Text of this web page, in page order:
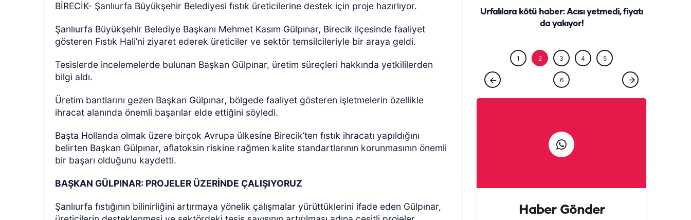
BİRECİK- Şanlıurfa Büyükşehir Belediyesi fıstık üreticilerine destek için proje hazırlıyor.
Şanlıurfa Büyükşehir Belediye Başkanı Mehmet Kasım Gülpınar, Birecik ilçesinde faaliyet
gösteren Fıstık Hali’ni ziyaret ederek üreticiler ve sektör temsilcileriyle bir araya geldi.
Tesislerde incelemelerde bulunan Başkan Gülpınar, üretim süreçleri hakkında yetkililerden
bilgi aldı.
Üretim bantlarını gezen Başkan Gülpınar, bölgede faaliyet gösteren işletmelerin özellikle
ihracat alanında önemli başarılar elde ettiğini söyledi.
Başta Hollanda olmak üzere birçok Avrupa ülkesine Birecik’ten fıstık ihracatı yapıldığını
belirten Başkan Gülpınar, aflatoksin riskine rağmen kalite standartlarının korunmasının önemli
bir başarı olduğunu kaydetti.
BAŞKAN GÜLPINAR: PROJELER ÜZERİNDE ÇALIŞIYORUZ
Şanlıurfa fıstığının bilinirliğini artırmaya yönelik çalışmalar yürüttüklerini ifade eden Gülpınar,
Urfalılara kötü haber: Acısı yetmedi, fiyatı
da yakıyor!
1 2 3 4 5
6
Haber Gönder